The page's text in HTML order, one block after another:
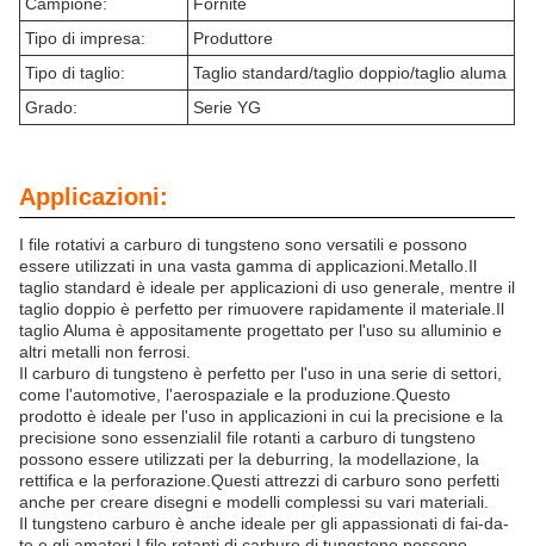
Tipo di impresa:
Produttore
Tipo di taglio:
Taglio standard/taglio doppio/taglio aluma
Grado:
Serie YG
Applicazioni:
I file rotativi a carburo di tungsteno sono versatili e possono
essere utilizzati in una vasta gamma di applicazioni.Metallo.Il
taglio standard è ideale per applicazioni di uso generale, mentre il
taglio doppio è perfetto per rimuovere rapidamente il materiale.Il
taglio Aluma è appositamente progettato per l'uso su alluminio e
altri metalli non ferrosi.
Il carburo di tungsteno è perfetto per l'uso in una serie di settori,
come l'automotive, l'aerospaziale e la produzione.Questo
prodotto è ideale per l'uso in applicazioni in cui la precisione e la
precisione sono essenzialiI file rotanti a carburo di tungsteno
possono essere utilizzati per la deburring, la modellazione, la
rettifica e la perforazione.Questi attrezzi di carburo sono perfetti
anche per creare disegni e modelli complessi su vari materiali.
Il tungsteno carburo è anche ideale per gli appassionati di fai-da-